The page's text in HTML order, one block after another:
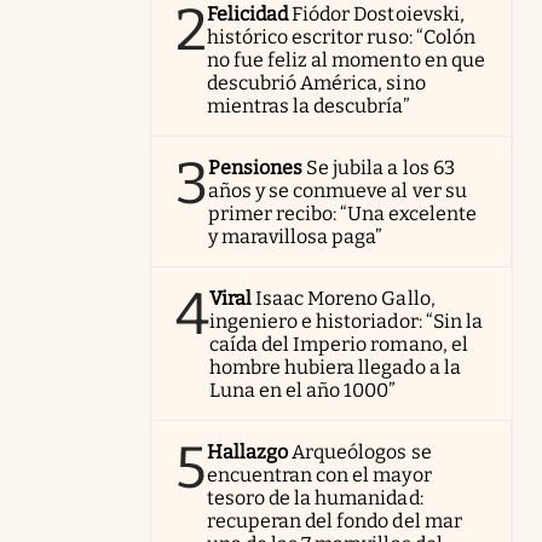
2FelicidadFiódor Dostoievski,
histórico escritor ruso: “Colón
no fue feliz al momento en que
descubrió América, sino
mientras la descubría”
3Pensiones Se jubila a los 63
años y se conmueve al ver su
primer recibo: “Una excelente
y maravillosa paga”
4ViralIsaac Moreno Gallo,
ingeniero e historiador: “Sin la
caída del Imperio romano, el
hombre hubiera llegado a la
Luna en el año 1000”
5HallazgoArqueólogos se
encuentran con el mayor
tesoro de la humanidad:
recuperan del fondo del mar